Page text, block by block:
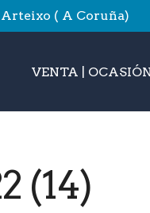
Arteixo ( A Coruña)
VENTA |
(14)